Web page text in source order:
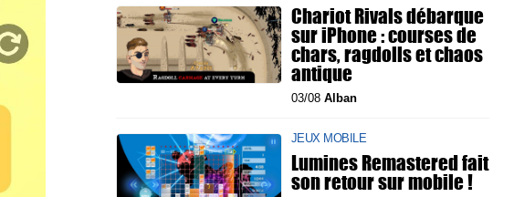
Chariot Rivals débarque
sur iPhone : courses de
chars, ragdolls et chaos
antique
03/08 Alban
JEUX MOBILE
Lumines Remastered fait
son retour sur mobile !